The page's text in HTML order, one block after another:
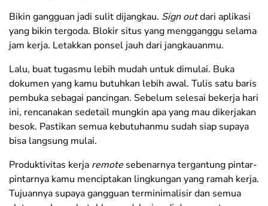
Bikin gangguan jadi sulit dijangkau. Sign outdari aplikasi
yang bikin tergoda. Blokir situs yang mengganggu selama
jam kerja. Letakkan ponsel jauh dari jangkauanmu.
Lalu, buat tugasmu lebih mudah untuk dimulai. Buka
dokumen yang kamu butuhkan lebih awal. Tulis satu baris
pembuka sebagai pancingan. Sebelum selesai bekerja hari
ini, rencanakan sedetail mungkin apa yang mau dikerjakan
besok. Pastikan semua kebutuhanmu sudah siap supaya
bisa langsung mulai.
Produktivitas kerja remote sebenarnya tergantung pintar-
pintarnya kamu menciptakan lingkungan yang ramah kerja.
Tujuannya supaya gangguan terminimalisir dan semua